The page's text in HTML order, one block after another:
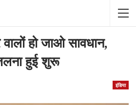
हो जाओ सावधान,
हुई शुरू
इंडिया